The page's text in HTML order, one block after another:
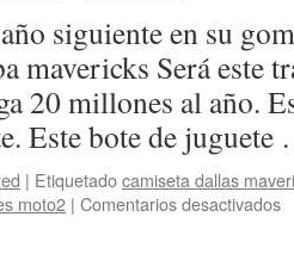
siguiente en su
mavericks Será este
20 millones al año.
Este bote de
| Etiquetadocamiseta dallas
moto2 | Comentarios desactivados